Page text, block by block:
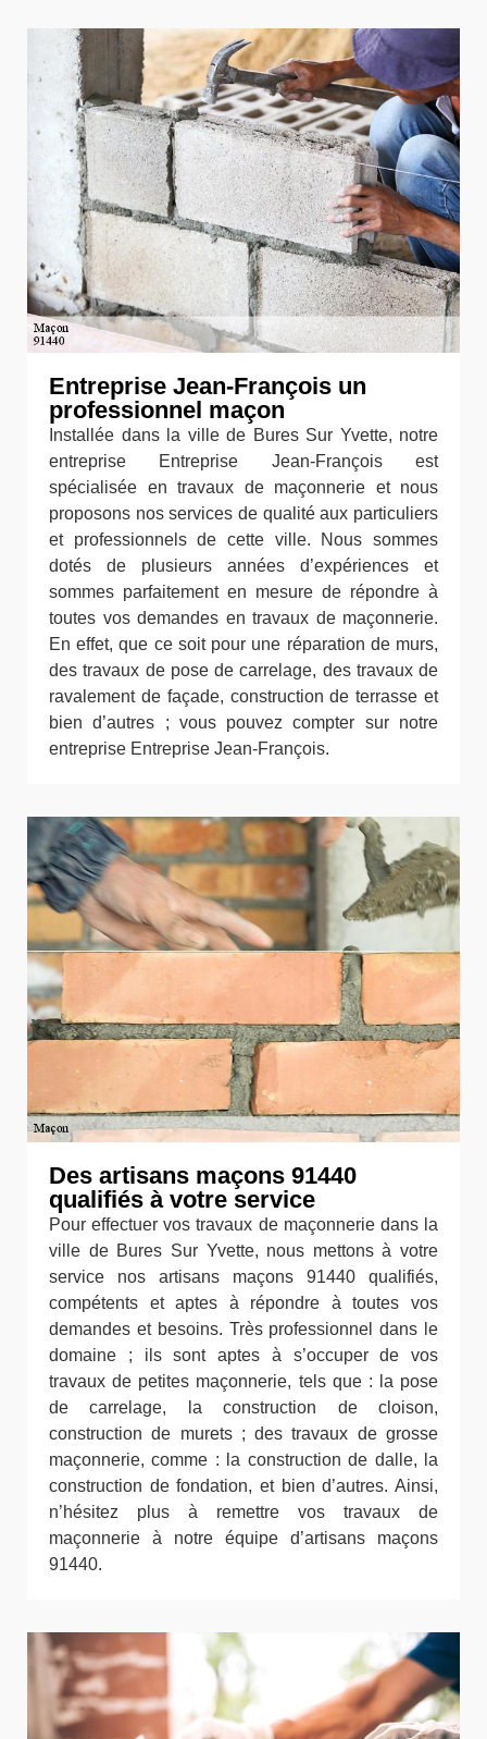
Entreprise Jean-François un
professionnel maçon
Installée dans la ville de Bures Sur Yvette, notre
entreprise Entreprise Jean-François est
spécialisée en travaux de maçonnerie et nous
proposons nos services de qualité aux particuliers
et professionnels de cette ville. Nous sommes
dotés de plusieurs années d’expériences et
sommes parfaitement en mesure de répondre à
toutes vos demandes en travaux de maçonnerie.
En effet, que ce soit pour une réparation de murs,
des travaux de pose de carrelage, des travaux de
ravalement de façade, construction de terrasse et
bien d’autres ; vous pouvez compter sur notre
entreprise Entreprise Jean-François.
Des artisans maçons 91440
qualifiés à votre service
Pour effectuer vos travaux de maçonnerie dans la
ville de Bures Sur Yvette, nous mettons à votre
service nos artisans maçons 91440 qualifiés,
compétents et aptes à répondre à toutes vos
demandes et besoins. Très professionnel dans le
domaine ; ils sont aptes à s’occuper de vos
travaux de petites maçonnerie, tels que : la pose
de carrelage, la construction de cloison,
construction de murets ; des travaux de grosse
maçonnerie, comme : la construction de dalle, la
construction de fondation, et bien d’autres. Ainsi,
n’hésitez plus à remettre vos travaux de
maçonnerie à notre équipe d’artisans maçons
91440.